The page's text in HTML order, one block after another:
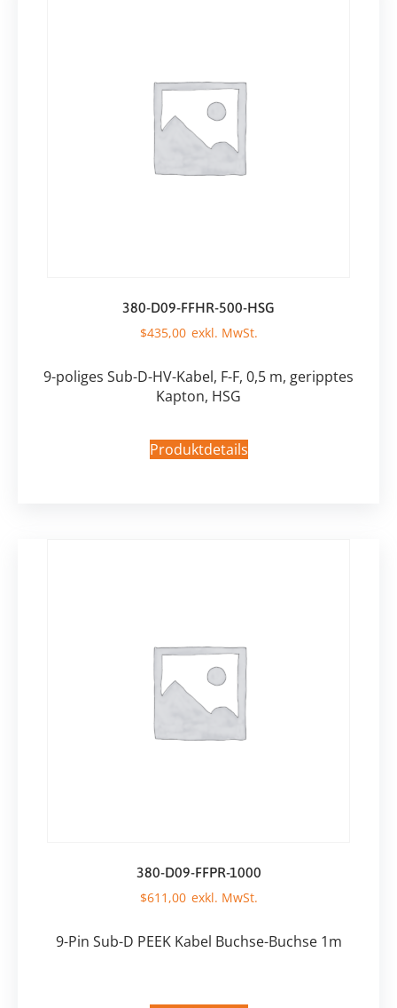
380-D09-FFHR-500-HSG
$435,00
9-poliges Sub-D-HV-Kabel, F-F, 0,5 m, geripptes
Kapton, HSG
Produktdetails
380-D09-FFPR-1000
$611,00
9-Pin Sub-D PEEK Kabel Buchse-Buchse 1m